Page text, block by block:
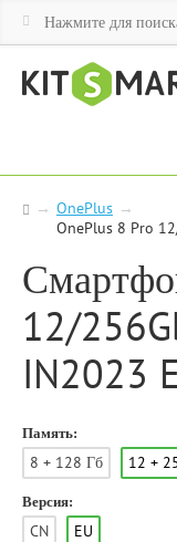
→ OnePlus →
OnePlus 8 Pro
12/
IN2023
Память:
8 + 128 Гб 12 +
Версия:
CN EU